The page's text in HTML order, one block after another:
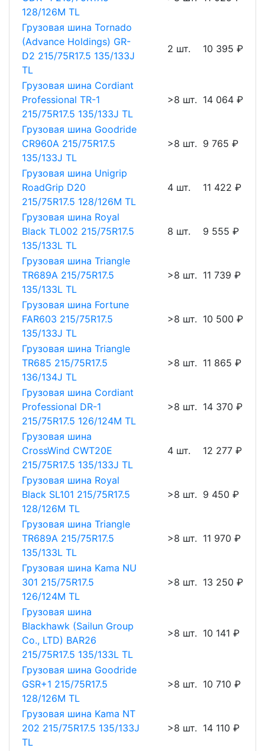
128/126M TL
Грузовая шина Tornado
(Advance Holdings) GR-
D2 215/75R17.5 135/133J
TL
2 шт. 10 395 ₽
Грузовая шина Cordiant
Professional TR-1
215/75R17.5 135/133J TL
>8 шт. 14 064 ₽
Грузовая шина Goodride
CR960A 215/75R17.5
135/133J TL
>8 шт. 9 765 ₽
Грузовая шина Unigrip
RoadGrip D20
215/75R17.5 128/126M TL
4 шт. 11 422 ₽
Грузовая шина Royal
Black TL002 215/75R17.5
135/133L TL
8 шт. 9 555 ₽
Грузовая шина Triangle
TR689A 215/75R17.5
135/133L TL
>8 шт. 11 739 ₽
Грузовая шина Fortune
FAR603 215/75R17.5
135/133J TL
>8 шт. 10 500 ₽
Грузовая шина Triangle
TR685 215/75R17.5
136/134J TL
>8 шт. 11 865 ₽
Грузовая шина Cordiant
Professional DR-1
215/75R17.5 126/124M TL
>8 шт. 14 370 ₽
Грузовая шина
CrossWind CWT20E
215/75R17.5 135/133J TL
4 шт. 12 277 ₽
Грузовая шина Royal
Black SL101 215/75R17.5
128/126M TL
>8 шт. 9 450 ₽
Грузовая шина Triangle
TR689A 215/75R17.5
135/133L TL
>8 шт. 11 970 ₽
Грузовая шина Kama NU
301 215/75R17.5
126/124M TL
>8 шт. 13 250 ₽
Грузовая шина
Blackhawk (Sailun Group
Co., LTD) BAR26
215/75R17.5 135/133L TL
>8 шт. 10 141 ₽
Грузовая шина Goodride
GSR+1 215/75R17.5
128/126M TL
>8 шт. 10 710 ₽
Грузовая шина Kama NT
202 215/75R17.5 135/133J
TL
>8 шт. 14 110 ₽